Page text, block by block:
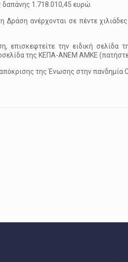
δαπάνης 1.718.010,45 ευρώ.
ανέρχονται σε πέντε
επισκεφτείτε την ειδική
της ΚΕΠΑ-ΑΝΕΜ ΑΜΚΕ
της Ένωσης στην πανδημία